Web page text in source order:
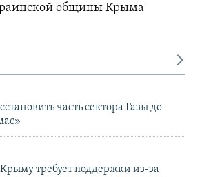
общины Крыма
часть сектора Газы до
требует поддержки из-за